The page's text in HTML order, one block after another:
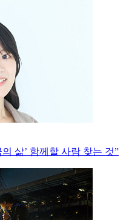
삶’ 함께할 사람 찾는 것”